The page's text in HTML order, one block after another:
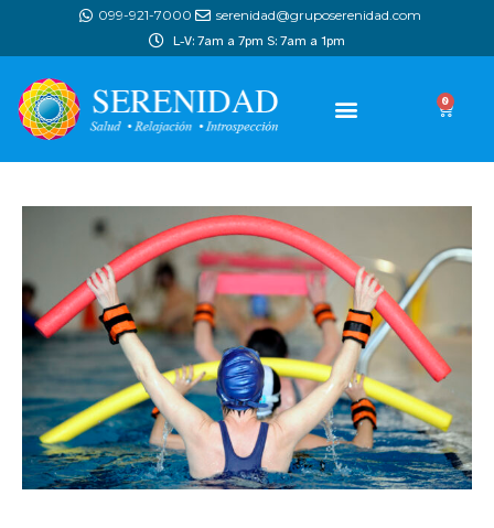
099-921-7000 serenidad@gruposerenidad.com
L-V: 7am a 7pm S: 7am a 1pm
0